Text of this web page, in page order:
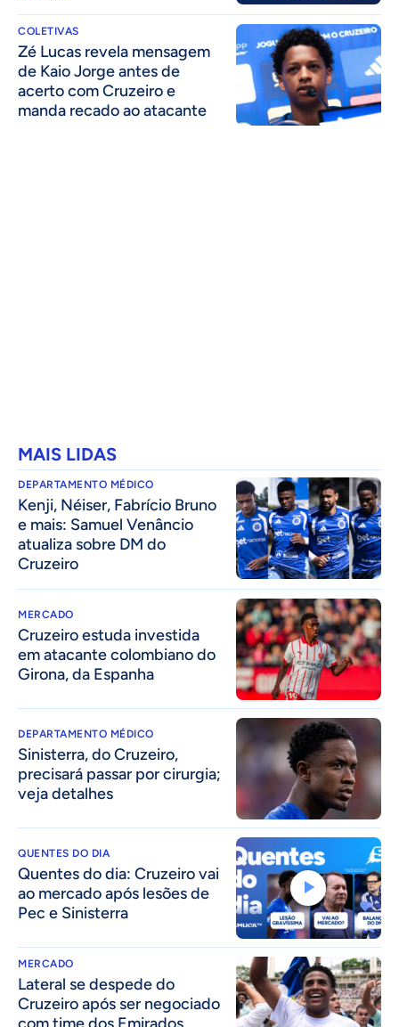
COLETIVAS
Zé Lucas revela mensagem
de Kaio Jorge antes de
acerto com Cruzeiro e
manda recado ao atacante
MAIS LIDAS
DEPARTAMENTO MÉDICO
Kenji, Néiser, Fabrício Bruno
e mais: Samuel Venâncio
atualiza sobre DM do
Cruzeiro
MERCADO
Cruzeiro estuda investida
em atacante colombiano do
Girona, da Espanha
DEPARTAMENTO MÉDICO
Sinisterra, do Cruzeiro,
precisará passar por cirurgia;
veja detalhes
QUENTES DO DIA
Quentes do dia: Cruzeiro vai
ao mercado após lesões de
Pec e Sinisterra
MERCADO
Lateral se despede do
Cruzeiro após ser negociado